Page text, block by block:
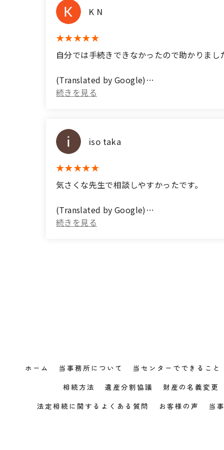
K N
自分では手続きできなかったので助かりまし
(Translated by Google)
This was helpful as I couldn't do it myself.
iso taka
気さくな先生で相談しやすかったです。
(Translated by Google)
The teacher was friendly and easy to talk
ホーム 当事務所について
当センターでできること
相続方法
遺産分割協議
財産の名義変更
法定相続に関するよくある質問
お客様の声 当